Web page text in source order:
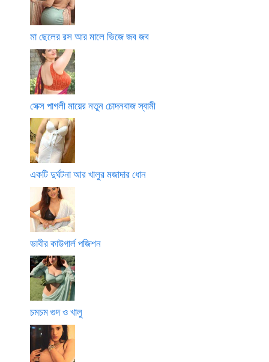
মা ছেলের রস আর মালে ভিজে জব জব
সেক্স পাগলী মায়ের নতুন চোদনবাজ স্বামী
একটি দুর্ঘটনা আর খালুর মজাদার ধোন
ভাবীর কাউগার্ল পজিশন
চমচম গুদ ও খালু